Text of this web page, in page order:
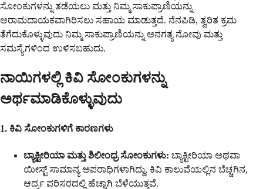
ಸೋಂಕುಗಳನ್ನು ತಡೆಯಲು ಮತ್ತು ನಿಮ್ಮ ಸಾಕುಪ್ರಾಣಿಯನ್ನು
ಆರಾಮದಾಯಕವಾಗಿರಿಸಲು ಸಹಾಯ ಮಾಡುತ್ತದೆ. ನೆನಪಿಡಿ, ತ್ವರಿತ ಕ್ರಮ
ತೆಗೆದುಕೊಳ್ಳುವುದು ನಿಮ್ಮ ಸಾಕುಪ್ರಾಣಿಯನ್ನು ಅನಗತ್ಯ ನೋವು ಮತ್ತು
ಸಮಸ್ಯೆಗಳಿಂದ ಉಳಿಸಬಹುದು.
ನಾಯಿಗಳಲ್ಲಿ ಕಿವಿ ಸೋಂಕುಗಳನ್ನು
ಅರ್ಥಮಾಡಿಕೊಳ್ಳುವುದು
1. ಕಿವಿ ಸೋಂಕುಗಳಿಗೆ ಕಾರಣಗಳು
ಬ್ಯಾಕ್ಟೀರಿಯಾ ಮತ್ತು ಶಿಲೀಂಧ್ರ ಸೋಂಕುಗಳು: ಬ್ಯಾಕ್ಟೀರಿಯಾ ಅಥವಾ
ಯೀಸ್ಟ್ ಸಾಮಾನ್ಯ ಅಪರಾಧಿಗಳಾಗಿದ್ದು, ಕಿವಿ ಕಾಲುವೆಯಲ್ಲಿನ ಬೆಚ್ಚಗಿನ,
ಆರ್ದ್ರ ಪರಿಸರದಲ್ಲಿ ಹೆಚ್ಚಾಗಿ ಬೆಳೆಯುತ್ತವೆ.